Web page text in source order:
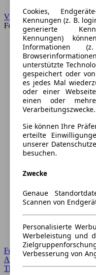
VW
Forum
Forum Startseite
Alle Auto-Foren
Themen-Forum
Cookies,
Kennungen (z. B.
generierte
Kennungen)
Informationen
unterstützte
gespeichert oder
es jedes Mal
oder einer
einen oder
Verarbeitungszwecke.
Sie können Ihre
erteilte
unserer
besuchen.
Zwecke
Genaue
Scannen von
Personalisierte
Werbeleistung und
Verbesserung von